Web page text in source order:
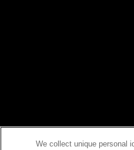
We collect unique personal